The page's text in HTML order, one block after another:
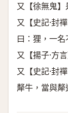
又【徐無鬼】
又【史記·封
曰：狸，一名
又【揚子·方
又【史記·封
犛牛，當與犛